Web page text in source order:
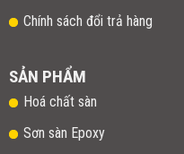
Chính sách đổi trả hàng
SẢN PHẨM
Hoá chất sàn
Sơn sàn Epoxy